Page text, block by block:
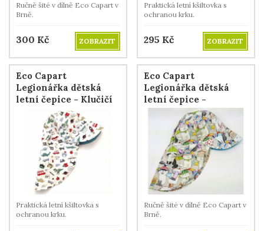
Ručně šité v dílně Eco Capart v
Brně.
300 Kč ZOBRAZIT
Praktická letní kšiltovka s
ochranou krku.
295 Kč ZOBRAZIT
Eco Capart
Legionářka dětská
letní čepice - Klučičí
Praktická letní kšiltovka s
ochranou krku.
Eco Capart
Legionářka dětská
letní čepice -
Kocourkov
Ručně šité v dílně Eco Capart v
Brně.